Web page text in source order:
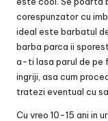
corespunzator cu
ideal este barbatul
barba parca ii
a-ti lasa parul de pe
ingriji, asa cum
tratezi eventual cu
Cu vreo 10-15 ani in